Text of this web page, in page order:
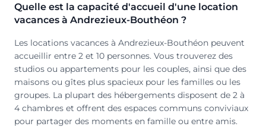
Quelle est la capacité d'accueil d'une location
vacances à Andrezieux-Bouthéon ?
Les locations vacances à Andrezieux-Bouthéon peuvent
accueillir entre 2 et 10 personnes. Vous trouverez des
studios ou appartements pour les couples, ainsi que des
maisons ou gîtes plus spacieux pour les familles ou les
groupes. La plupart des hébergements disposent de 2 à
4 chambres et offrent des espaces communs conviviaux
pour partager des moments en famille ou entre amis.